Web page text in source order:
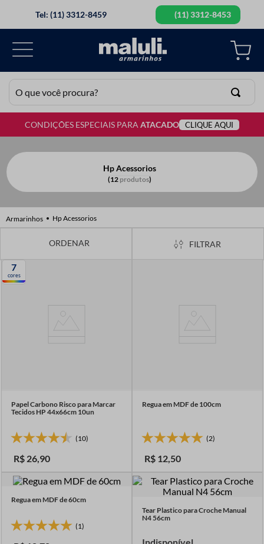
Tel: (11) 3312-8459 (11) 3312-8453
O que você procura?
CONDIÇÕES ESPECIAIS PARAATACADO CLIQUE AQUI
Hp Acessorios
12 produtos
Hp Acessorios
FILTRAR
7
cores
Papel Carbono Risco para Marcar
Tecidos HP 44x66cm 10un
(10)
R$ 26,90
Regua em MDF de 100cm
(2)
R$ 12,50
Regua em MDF de 60cm
(1)
Tear Plastico para Croche Manual
N4 56cm
TERMOS MAIS BUSCADOS
4º
elastico
5º
renda
ziper
fio malha
amigurumi